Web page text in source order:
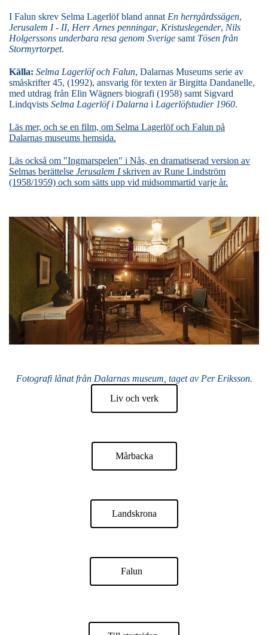
I Falun skrev Selma Lagerlöf bland annatEn herrgårdssägen,
Jerusalem I - II, Herr Arnes penningar, Kristuslegender, Nils
Holgerssons underbara resa genom Sverige samt Tösen från
Stormyrtorpet.
Källa: Selma Lagerlöf och Falun, Dalarnas Museums serie av
småskrifter 45, (1992), ansvarig för texten är Birgitta Dandanelle,
med utdrag från Elin Wägners biografi (1958) samt Sigvard
Lindqvists Selma Lagerlöf i Dalarna i Lagerlöfstudier 1960.
Läs mer, och se en film, om Selma Lagerlöf och Falun på
Dalarnas museums hemsida.
Läs också om "Ingmarspelen" i Nås, en dramatiserad version av
Selmas berättelse Jerusalem Iskriven av Rune Lindström
(1958/1959) och som sätts upp vid midsommartid varje år.
Fotografi lånat från Dalarnas museum, taget av Per Eriksson.
Liv och verk
Mårbacka
Landskrona
Falun